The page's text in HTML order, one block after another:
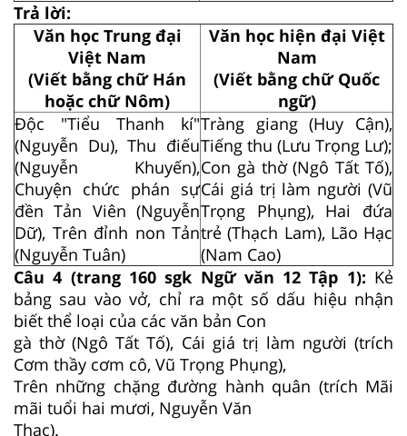
Trả lời:
Văn học Trung đại
Việt Nam
(Viết bằng chữ Hán
hoặc chữ Nôm)
Văn học hiện đại Việt
Nam
(Viết bằng chữ Quốc
ngữ)
Độc "Tiểu Thanh kí"
(Nguyễn Du), Thu điếu
(Nguyễn Khuyến),
Chuyện chức phán sự
đền Tản Viên (Nguyễn
Dữ), Trên đỉnh non Tản
(Nguyễn Tuân)
Tràng giang (Huy Cận),
Tiếng thu (Lưu Trọng Lư);
Con gà thờ (Ngô Tất Tố),
Cái giá trị làm người (Vũ
Trọng Phụng), Hai đứa
trẻ (Thạch Lam), Lão Hạc
(Nam Cao)
Câu 4 (trang 160 sgk Ngữ văn 12 Tập 1): Kẻ
bảng sau vào vở, chỉ ra một số dấu hiệu nhận
biết thể loại của các văn bản Con
gà thờ (Ngô Tất Tố), Cái giá trị làm người (trích
Cơm thầy cơm cô, Vũ Trọng Phụng),
Trên những chặng đường hành quân (trích Mãi
mãi tuổi hai mươi, Nguyễn Văn
Thạc).